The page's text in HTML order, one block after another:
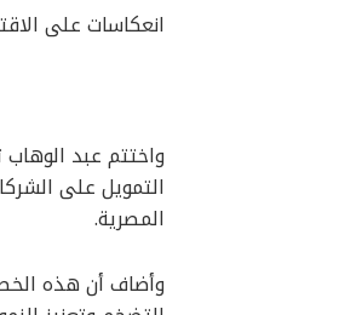
انعكاسات على
واختتم عبد
التمويل على
المصرية.
وأضاف أن هذه